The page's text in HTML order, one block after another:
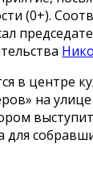
(0+).
в центре
на